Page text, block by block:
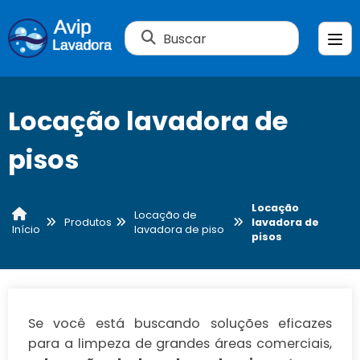
Buscar
Locação lavadora de
pisos
Início
Produtos
Locação de
lavadora de piso
Locação
lavadora de
pisos
Se você está buscando soluções eficazes
para a limpeza de grandes áreas comerciais,